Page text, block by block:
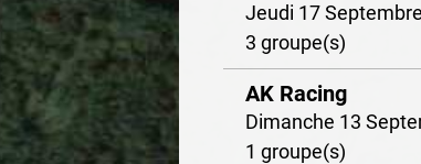
Jeudi 17
3 groupe(s)
AK Racing
Dimanche 13
1 groupe(s)